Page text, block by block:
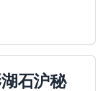
石沪秘